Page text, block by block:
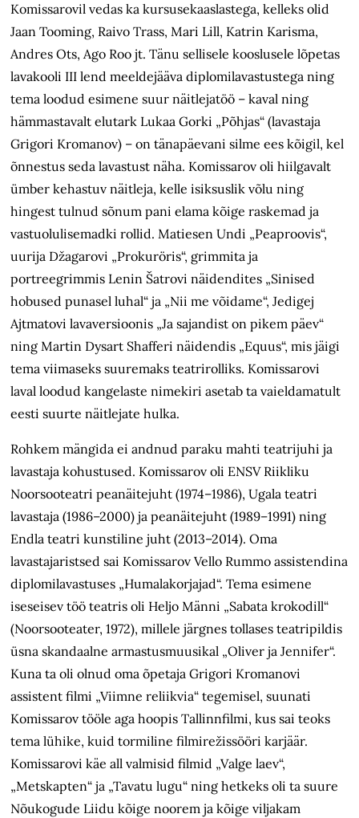
Komissarovil vedas ka kursusekaaslastega, kelleks olid
Jaan Tooming, Raivo Trass, Mari Lill, Katrin Karisma,
Andres Ots, Ago Roo jt. Tänu sellisele kooslusele lõpetas
lavakooli III lend meeldejääva diplomilavastustega ning
tema loodud esimene suur näitlejatöö – kaval ning
hämmastavalt elutark Lukaa Gorki „Põhjas“ (lavastaja
Grigori Kromanov) – on tänapäevani silme ees kõigil, kel
õnnestus seda lavastust näha. Komissarov oli hiilgavalt
ümber kehastuv näitleja, kelle isiksuslik võlu ning
hingest tulnud sõnum pani elama kõige raskemad ja
vastuolulisemadki rollid. Matiesen Undi „Peaproovis“,
uurija Džagarovi „Prokuröris“, grimmita ja
portreegrimmis Lenin Šatrovi näidendites „Sinised
hobused punasel luhal“ ja „Nii me võidame“, Jedigej
Ajtmatovi lavaversioonis „Ja sajandist on pikem päev“
ning Martin Dysart Shafferi näidendis „Equus“, mis jäigi
tema viimaseks suuremaks teatrirolliks. Komissarovi
laval loodud kangelaste nimekiri asetab ta vaieldamatult
eesti suurte näitlejate hulka.
Rohkem mängida ei andnud paraku mahti teatrijuhi ja
lavastaja kohustused. Komissarov oli ENSV Riikliku
Noorsooteatri peanäitejuht (1974–1986), Ugala teatri
lavastaja (1986–2000) ja peanäitejuht (1989–1991) ning
Endla teatri kunstiline juht (2013–2014). Oma
lavastajaristsed sai Komissarov Vello Rummo assistendina
diplomilavastuses „Humalakorjajad“. Tema esimene
iseseisev töö teatris oli Heljo Männi „Sabata krokodill“
(Noorsooteater, 1972), millele järgnes tollases teatripildis
üsna skandaalne armastusmuusikal „Oliver ja Jennifer“.
Kuna ta oli olnud oma õpetaja Grigori Kromanovi
assistent filmi „Viimne reliikvia“ tegemisel, suunati
Komissarov tööle aga hoopis Tallinn­filmi, kus sai teoks
tema lühike, kuid tormiline filmirežissööri karjäär.
Komissarovi käe all valmisid filmid „Valge laev“,
„Metskapten“ ja „Tavatu lugu“ ning hetkeks oli ta suure
Nõukogude Liidu kõige noorem ja kõige viljakam